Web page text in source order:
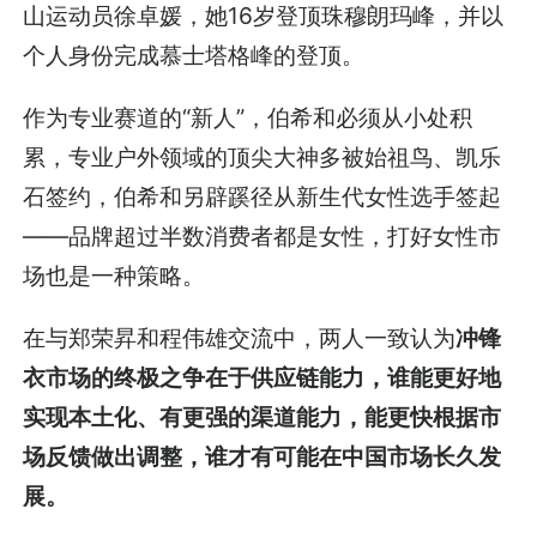
山运动员徐卓媛，她16岁登顶珠穆朗玛峰，并以
个人身份完成慕士塔格峰的登顶。
作为专业赛道的“新人”，伯希和必须从小处积
累，专业户外领域的顶尖大神多被始祖鸟、凯乐
石签约，伯希和另辟蹊径从新生代女性选手签起
——品牌超过半数消费者都是女性，打好女性市
场也是一种策略。
在与郑荣昇和程伟雄交流中，两人一致认为冲锋
衣市场的终极之争在于供应链能力，谁能更好地
实现本土化、有更强的渠道能力，能更快根据市
场反馈做出调整，谁才有可能在中国市场长久发
展。